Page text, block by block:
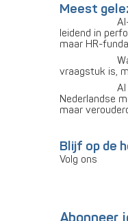
Meest
leidend in
maar HR-
vraagstuk is,
Nederlandse
maar
Blijf op de
Volg ons